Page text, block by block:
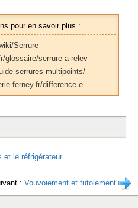
pour en savoir plus :
Serrure
glossaire/serrure-a-relev
serrures-multipoints/
ferney.fr/difference-e
et le réfrigérateur
: Vouvoiement et tutoiement